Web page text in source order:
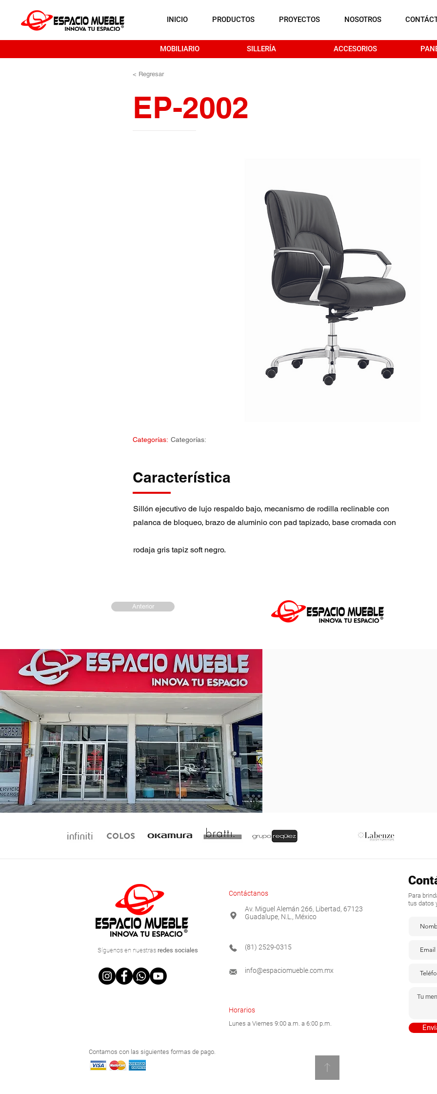
INICIO PRODUCTOS PROYECTOS NOSOTROS
MOBILIARIO SILLERÍA ACCESORIOS
< Regresar
EP-2002
Categorías: Categorías:
Característica
Sillón ejecutivo de lujo respaldo bajo, mecanismo de rodilla reclinable con
palanca de bloqueo, brazo de aluminio con pad tapizado, base cromada con
rodaja gris tapiz soft negro.
Anterior
Síguenos en nuestras redes sociales
Contáctanos
Av. Miguel Alemán 266, Libertad, 67123
Guadalupe, N.L., México
(81) 2529-0315
info@espaciomueble.com.mx
Horarios
Lunes a Viernes 9:00 a.m. a 6:00 p.m.
Para
tus datos
Contamos con las siguientes formas de pago.